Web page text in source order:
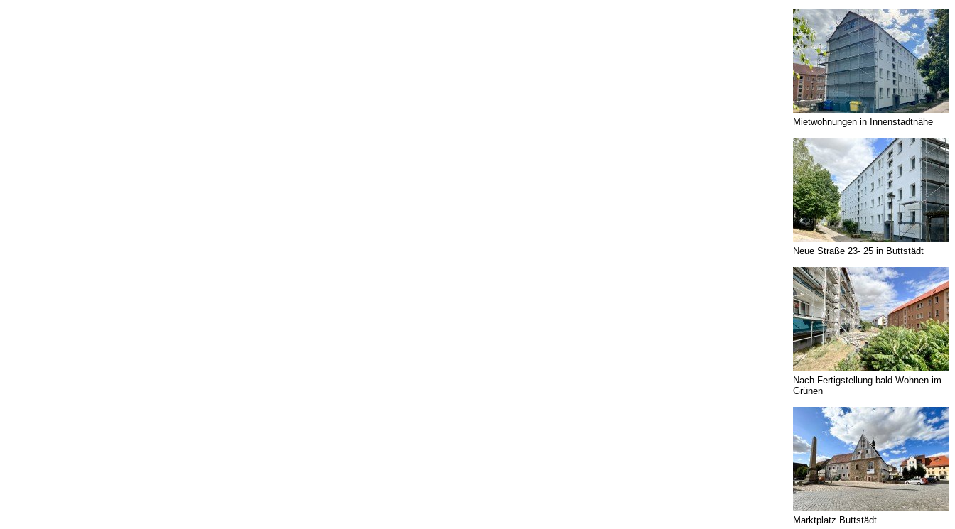
Mietwohnungen in Innenstadtnähe
Neue Straße 23- 25 in Buttstädt
Nach Fertigstellung bald Wohnen im
Grünen
Marktplatz Buttstädt